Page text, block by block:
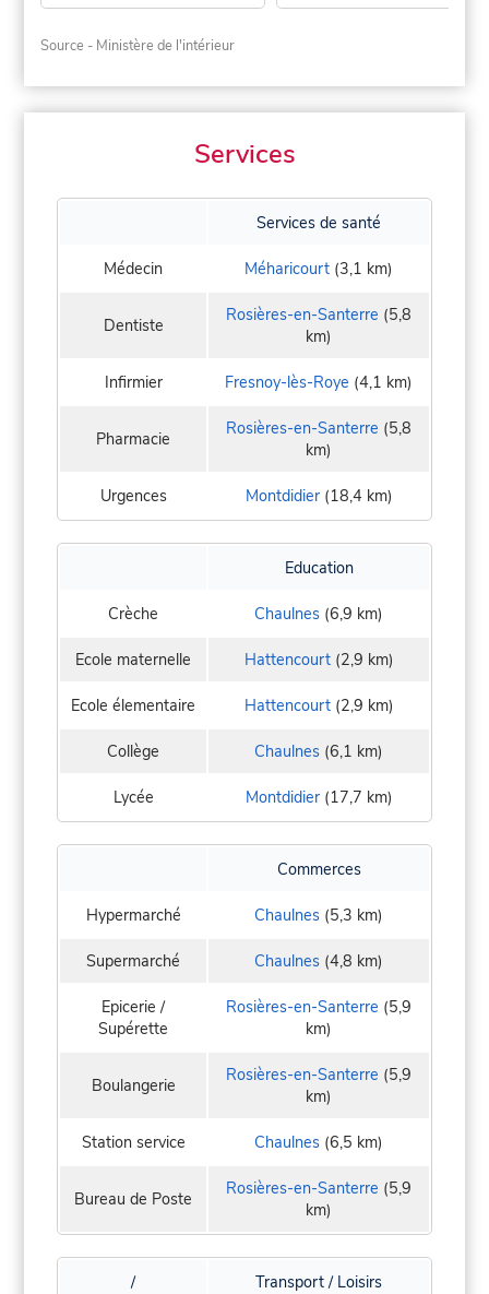
Source - Ministère de l'intérieur
Services
Services de santé
Médecin Méharicourt (3,1 km)
Dentiste Rosières-en-Santerre (5,8
km)
Infirmier Fresnoy-lès-Roye (4,1 km)
Pharmacie Rosières-en-Santerre (5,8
km)
Urgences Montdidier(18,4 km)
Education
Crèche Chaulnes (6,9 km)
Ecole maternelle Hattencourt(2,9 km)
Ecole élementaire Hattencourt(2,9 km)
Collège Chaulnes (6,1 km)
Lycée Montdidier(17,7 km)
Commerces
Hypermarché Chaulnes (5,3 km)
Supermarché Chaulnes (4,8 km)
Epicerie /
Supérette
Rosières-en-Santerre (5,9
km)
Boulangerie Rosières-en-Santerre (5,9
km)
Station service Chaulnes (6,5 km)
Bureau de Poste Rosières-en-Santerre (5,9
km)
/ Transport / Loisirs